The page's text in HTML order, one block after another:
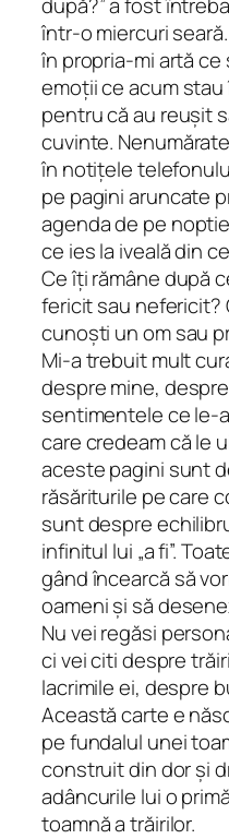
într-o miercuri
în propria-mi artă
emoții ce acum
pentru că au reușit
cuvinte.
în notițele
pe pagini aruncate
agenda de pe
ce ies la iveală din
Ce îți rămâne după
fericit sau nefericit?
cunoști un om sau
Mi-a trebuit mult
despre mine,
sentimentele ce le-
care credeam că le
aceste pagini sunt
răsăriturile pe care
sunt despre
infinitul lui „a fi”.
gând încearcă să
oameni și să
Nu vei regăsi
ci vei citi despre
lacrimile ei, despre
Această carte e
pe fundalul unei
construit din dor și
adâncurile lui o
toamnă a trăirilor.